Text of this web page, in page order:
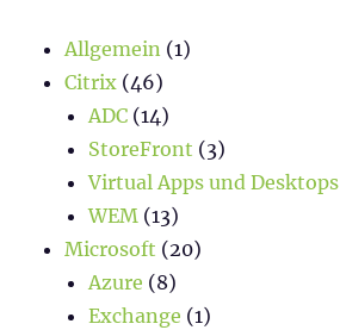
Allgemein (1)
Citrix (46)
ADC (14)
StoreFront (3)
Virtual Apps und Desktops
WEM (13)
Microsoft (20)
Azure (8)
Exchange (1)